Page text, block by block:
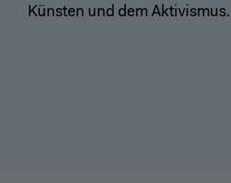
Künsten und dem Aktivismus.